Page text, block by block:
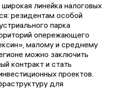
линейка налоговых
резидентам особой
парка
опережающего
малому и среднему
можно заключить
контракт и стать
проектов.
для